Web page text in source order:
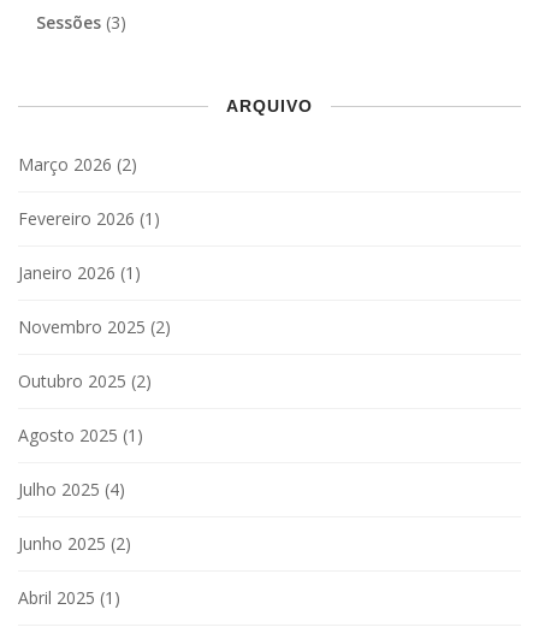
Sessões (3)
ARQUIVO
Março 2026 (2)
Fevereiro 2026 (1)
Janeiro 2026 (1)
Novembro 2025 (2)
Outubro 2025 (2)
Agosto 2025 (1)
Julho 2025 (4)
Junho 2025 (2)
Abril 2025 (1)